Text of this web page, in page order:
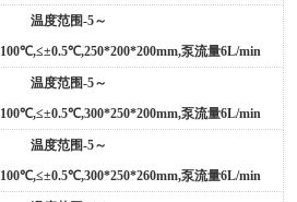
温度范围-5～
100℃,≤±0.5℃,250*200*200mm,泵流量6L/min
温度范围-5～
100℃,≤±0.5℃,300*250*200mm,泵流量6L/min
温度范围-5～
100℃,≤±0.5℃,300*250*260mm,泵流量6L/min